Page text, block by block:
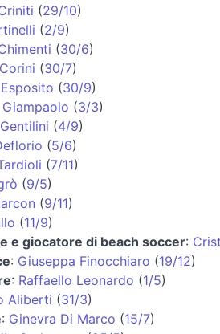
(29/10)
(2/9)
(30/6)
(30/7)
(30/9)
(3/3)
(4/9)
(5/6)
(7/11)
(9/5)
(9/11)
(11/9)
e giocatore di beach soccer:
: Giuseppa Finocchiaro (19/12)
: Raffaello Leonardo (1/5)
Aliberti (31/3)
: Ginevra Di Marco (15/7)